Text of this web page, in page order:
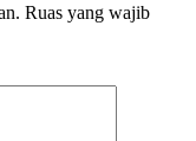
Ruas yang wajib